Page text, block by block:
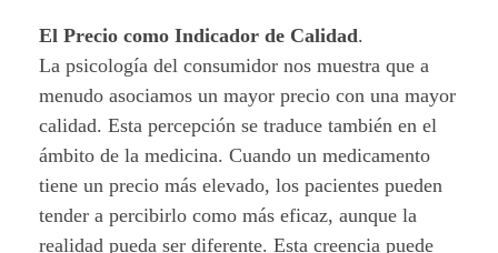
n
t
o
s
:
El Precio como Indicador de Calidad.
La psicología del consumidor nos muestra que a
menudo asociamos un mayor precio con una mayor
calidad. Esta percepción se traduce también en el
ámbito de la medicina. Cuando un medicamento
tiene un precio más elevado, los pacientes pueden
tender a percibirlo como más eficaz, aunque la
realidad pueda ser diferente. Esta creencia puede